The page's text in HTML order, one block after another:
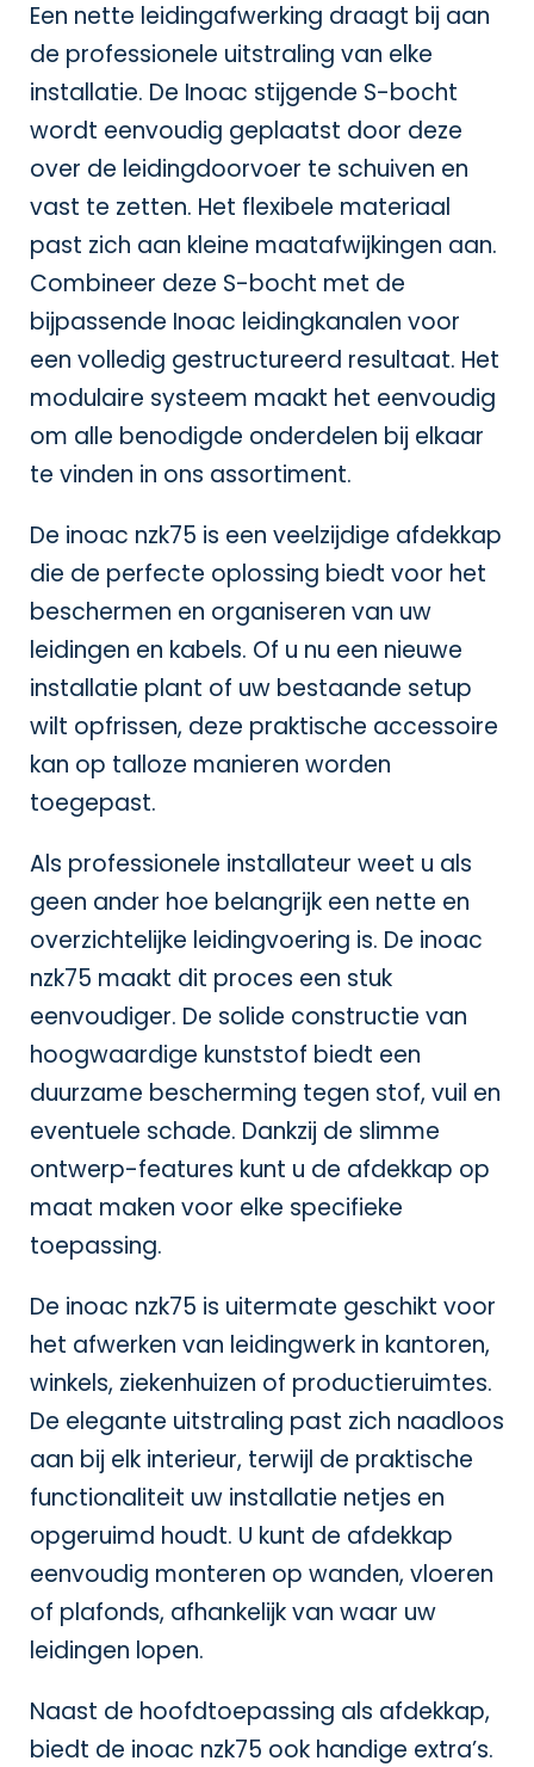
Een nette leidingafwerking draagt bij aan
de professionele uitstraling van elke
installatie. De Inoac stijgende S-bocht
wordt eenvoudig geplaatst door deze
over de leidingdoorvoer te schuiven en
vast te zetten. Het flexibele materiaal
past zich aan kleine maatafwijkingen aan.
Combineer deze S-bocht met de
bijpassende Inoac leidingkanalen voor
een volledig gestructureerd resultaat. Het
modulaire systeem maakt het eenvoudig
om alle benodigde onderdelen bij elkaar
te vinden in ons assortiment.
De inoac nzk75 is een veelzijdige afdekkap
die de perfecte oplossing biedt voor het
beschermen en organiseren van uw
leidingen en kabels. Of u nu een nieuwe
installatie plant of uw bestaande setup
wilt opfrissen, deze praktische accessoire
kan op talloze manieren worden
toegepast.
Als professionele installateur weet u als
geen ander hoe belangrijk een nette en
overzichtelijke leidingvoering is. De inoac
nzk75 maakt dit proces een stuk
eenvoudiger. De solide constructie van
hoogwaardige kunststof biedt een
duurzame bescherming tegen stof, vuil en
eventuele schade. Dankzij de slimme
ontwerp-features kunt u de afdekkap op
maat maken voor elke specifieke
toepassing.
De inoac nzk75 is uitermate geschikt voor
het afwerken van leidingwerk in kantoren,
winkels, ziekenhuizen of productieruimtes.
De elegante uitstraling past zich naadloos
aan bij elk interieur, terwijl de praktische
functionaliteit uw installatie netjes en
opgeruimd houdt. U kunt de afdekkap
eenvoudig monteren op wanden, vloeren
of plafonds, afhankelijk van waar uw
leidingen lopen.
Naast de hoofdtoepassing als afdekkap,
biedt de inoac nzk75 ook handige extra’s.